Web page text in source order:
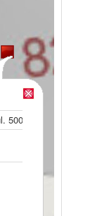
514 01